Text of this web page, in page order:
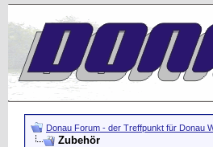
Donau Forum - der Treffpunkt für Donau
Zubehör